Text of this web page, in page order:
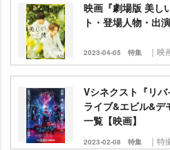
映画『劇場版 美し
ト・登場人物・出
2023-04-05 特集 ｜映
Vシネクスト『リ
ライブ&エビル&デ
一覧【映画】
2023-02-08 特集 ｜特